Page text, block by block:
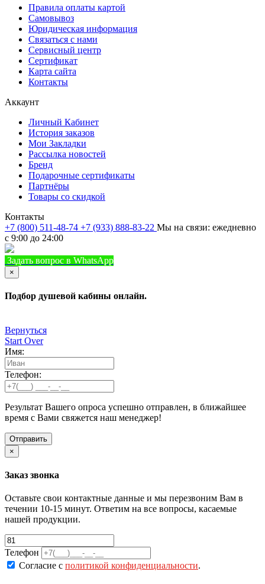
Правила оплаты картой
Самовывоз
Юридическая информация
Связаться с нами
Сервисный центр
Сертификат
Карта сайта
Контакты
Аккаунт
Личный Кабинет
История заказов
Мои Закладки
Рассылка новостей
Бренд
Подарочные сертификаты
Партнёры
Товары со скидкой
Контакты
+7 (800) 511-48-74 +7 (933) 888-83-22 Мы на связи: ежедневно
с 9:00 до 24:00
Задать вопрос в WhatsApp
×
Подбор душевой кабины онлайн.
Вернуться
Start Over
Имя:
Телефон:
Результат Вашего опроса успешно отправлен, в ближайшее
время с Вами свяжется наш менеджер!
×
Заказ звонка
Оставьте свои контактные данные и мы перезвоним Вам в
течении 10-15 минут. Ответим на все вопросы, касаемые
нашей продукции.
Телефон
Согласие с политикой конфиденциальности.